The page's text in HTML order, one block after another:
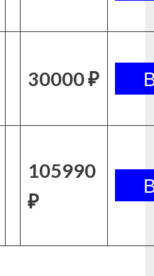
30000 ₽
105990
₽